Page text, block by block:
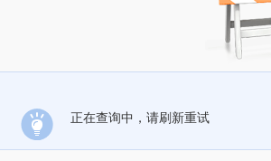
正在查询中，请刷新重试